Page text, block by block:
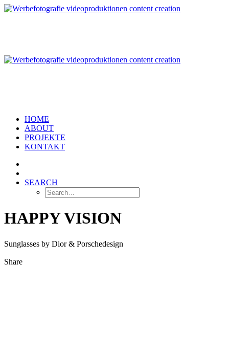
HOME
ABOUT
PROJEKTE
KONTAKT
SEARCH
HAPPY VISION
Sunglasses by Dior & Porschedesign
Share